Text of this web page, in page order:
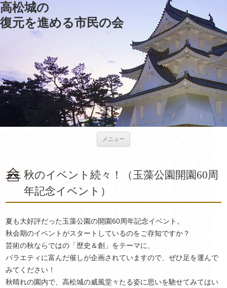
高松城の
復元を進める市民の会
メニュー
秋のイベント続々！（玉藻公園開園60周
年記念イベント）
夏も大好評だった玉藻公園の開園60周年記念イベント。
秋会期のイベントがスタートしているのをご存知ですか？
芸術の秋ならではの「歴史＆創」をテーマに、
バラエティに富んだ催しが企画されていますので、ぜひ足を運んで
みてください！
秋晴れの園内で、高松城の威風堂々たる姿に思いを馳せてみてはい